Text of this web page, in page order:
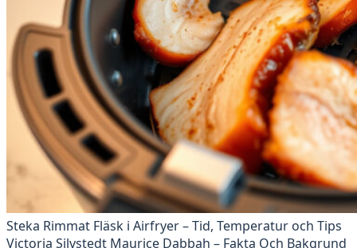
Steka Rimmat Fläsk i Airfryer – Tid, Temperatur och Tips
Victoria Silvstedt Maurice Dabbah – Fakta Och Bakgrund